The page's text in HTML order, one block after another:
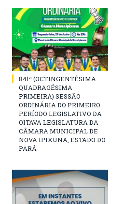
841ª (OCTINGENTÉSIMA
QUADRAGÉSIMA
PRIMEIRA) SESSÃO
ORDINÁRIA DO PRIMEIRO
PERÍODO LEGISLATIVO DA
OITAVA LEGISLATURA DA
CÂMARA MUNICIPAL DE
NOVA IPIXUNA, ESTADO DO
PARÁ